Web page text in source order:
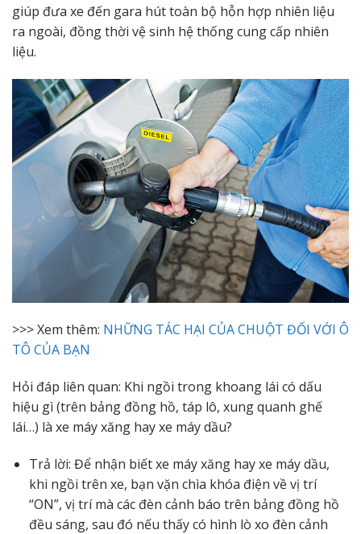
giúp đưa xe đến gara hút toàn bộ hỗn hợp nhiên liệu
ra ngoài, đồng thời vệ sinh hệ thống cung cấp nhiên
liệu.
>>> Xem thêm: NHỮNG TÁC HẠI CỦA CHUỘT ĐỐI VỚI Ô
TÔ CỦA BẠN
Hỏi đáp liên quan: Khi ngồi trong khoang lái có dấu
hiệu gì (trên bảng đồng hồ, táp lô, xung quanh ghế
lái…) là xe máy xăng hay xe máy dầu?
Trả lời: Để nhận biết xe máy xăng hay xe máy dầu,
khi ngồi trên xe, bạn vặn chìa khóa điện về vị trí
“ON”, vị trí mà các đèn cảnh báo trên bảng đồng hồ
đều sáng, sau đó nếu thấy có hình lò xo đèn cảnh